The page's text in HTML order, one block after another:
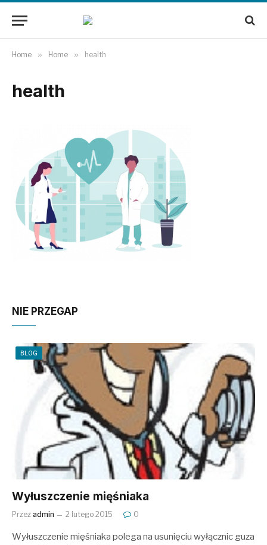
Home » Home » health
health
NIE PRZEGAP
BLOG
Wyłuszczenie mięśniaka
Przez admin 2 lutego 2015 0
Wyłuszczenie mięśniaka polega na usunięciu wyłącznic guza